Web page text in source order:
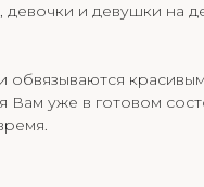
девочки и девушки на
обвязываются
Вам уже в готовом